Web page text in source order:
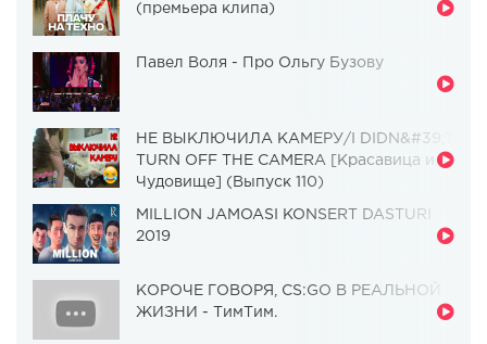
(премьера клипа)
Павел Воля - Про Ольгу Бузову
НЕ ВЫКЛЮЧИЛА КАМЕРУ/I DIDN&#39;T
TURN OFF THE CAMERA [Красавица и
Чудовище] (Выпуск 110)
MILLION JAMOASI KONSERT DASTURI
2019
КОРОЧЕ ГОВОРЯ, CS:GO В РЕАЛЬНОЙ
ЖИЗНИ - ТимТим.